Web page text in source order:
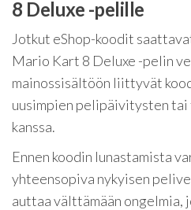
8 Deluxe -pelille
Jotkut eShop-koodit
Mario Kart 8 Deluxe -pelin
mainossisältöön liittyvät
uusimpien pelipäivitysten
kanssa.
Ennen koodin lunastamista
yhteensopiva nykyisen
auttaa välttämään ongelmia,